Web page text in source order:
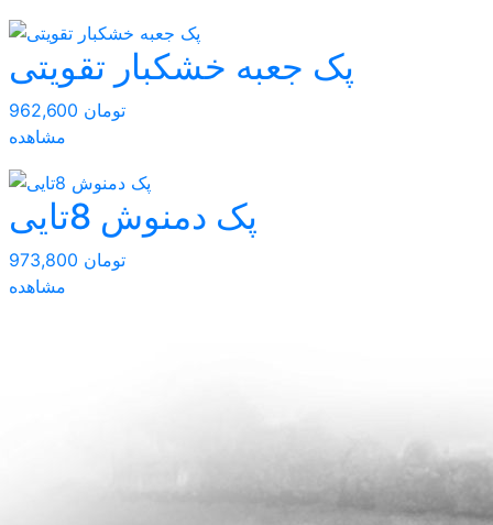
پک جعبه خشکبار تقویتی
962,600 تومان
مشاهده
پک دمنوش 8تایی
973,800 تومان
مشاهده